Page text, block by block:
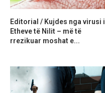
Editorial / Kujdes nga virusi i
Etheve të Nilit – më të
rrezikuar moshat e...